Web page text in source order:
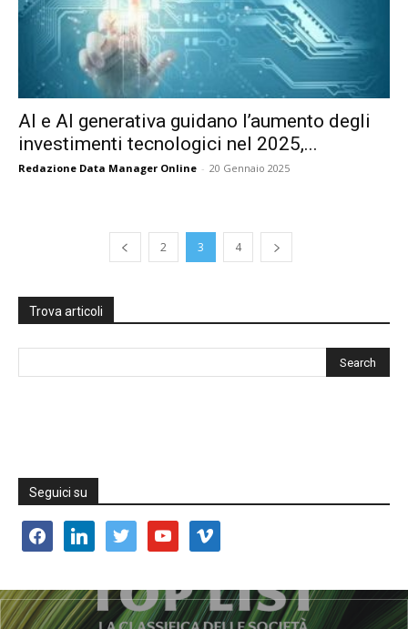
AI e AI generativa guidano l’aumento degli
investimenti tecnologici nel 2025,...
Redazione Data Manager Online - 20 Gennaio 2025
2 3 4
Trova articoli
Seguici su
facebooklinkedin twitter youtube vimeo